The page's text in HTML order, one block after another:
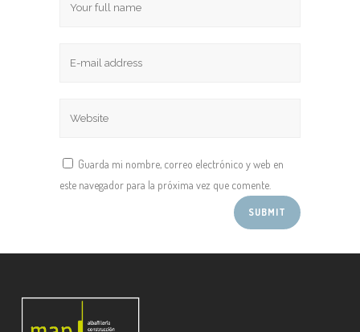
Guarda mi nombre, correo electrónico y web en
este navegador para la próxima vez que comente.